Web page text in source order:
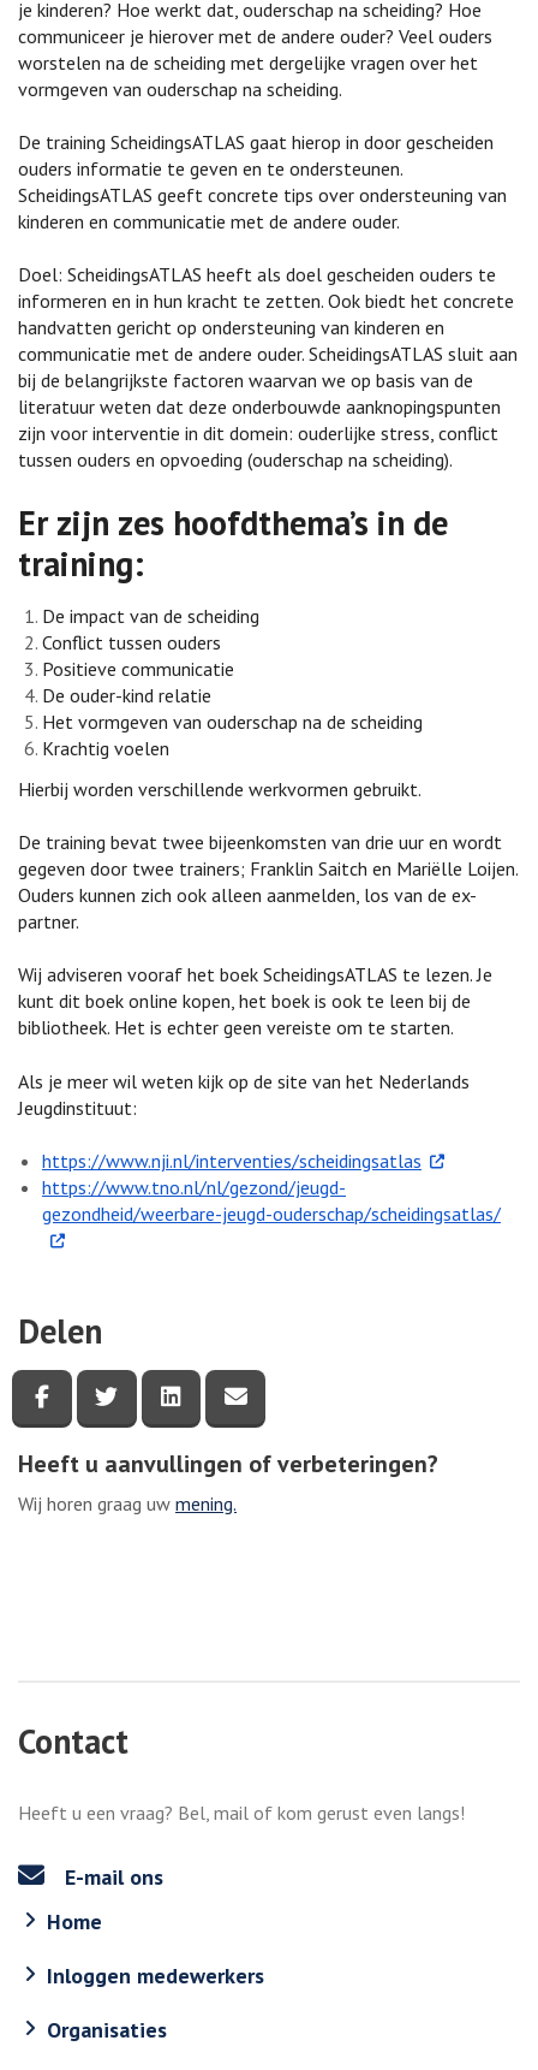
je kinderen? Hoe werkt dat, ouderschap na scheiding? Hoe
communiceer je hierover met de andere ouder? Veel ouders
worstelen na de scheiding met dergelijke vragen over het
vormgeven van ouderschap na scheiding.
De training ScheidingsATLAS gaat hierop in door gescheiden
ouders informatie te geven en te ondersteunen.
ScheidingsATLAS geeft concrete tips over ondersteuning van
kinderen en communicatie met de andere ouder.
Doel: ScheidingsATLAS heeft als doel gescheiden ouders te
informeren en in hun kracht te zetten. Ook biedt het concrete
handvatten gericht op ondersteuning van kinderen en
communicatie met de andere ouder. ScheidingsATLAS sluit aan
bij de belangrijkste factoren waarvan we op basis van de
literatuur weten dat deze onderbouwde aanknopingspunten
zijn voor interventie in dit domein: ouderlijke stress, conflict
tussen ouders en opvoeding (ouderschap na scheiding).
Er zijn zes hoofdthema’s in de
training:
De impact van de scheiding
Conflict tussen ouders
Positieve communicatie
De ouder-kind relatie
Het vormgeven van ouderschap na de scheiding
Krachtig voelen
Hierbij worden verschillende werkvormen gebruikt.
De training bevat twee bijeenkomsten van drie uur en wordt
gegeven door twee trainers; Franklin Saitch en Mariëlle Loijen.
Ouders kunnen zich ook alleen aanmelden, los van de ex-
partner.
Wij adviseren vooraf het boek ScheidingsATLAS te lezen. Je
kunt dit boek online kopen, het boek is ook te leen bij de
bibliotheek. Het is echter geen vereiste om te starten.
Als je meer wil weten kijk op de site van het Nederlands
Jeugdinstituut:
https://www.nji.nl/interventies/scheidingsatlas . Externe link
https://www.tno.nl/nl/gezond/jeugd-
gezondheid/weerbare-jeugd-ouderschap/scheidingsatlas/.
Delen
Deel deze pagina via Facebook
Deel deze pagina via Twitter
Deel deze pagina via LinkedIn
Heeft u aanvullingen of verbeteringen?
Wij horen graag uw mening.
Contact
Heeft u een vraag? Bel, mail of kom gerust even langs!
E-mail ons
Home
Inloggen medewerkers
Organisaties